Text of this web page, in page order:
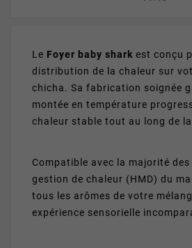
Le Foyer baby shark est conçu
distribution de la chaleur sur
chicha. Sa fabrication soignée
montée en température
chaleur stable tout au long de
Compatible avec la majorité des
gestion de chaleur (HMD) du
tous les arômes de votre
expérience sensorielle